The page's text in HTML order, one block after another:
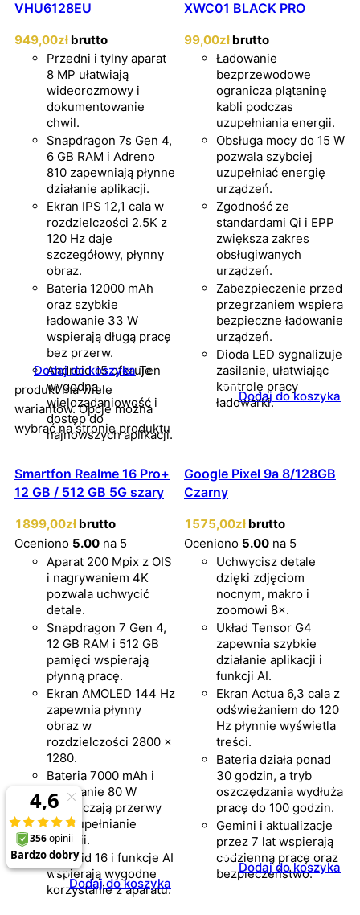
VHU6128EU
949,00zł brutto
Przedni i tylny aparat
8 MP ułatwiają
wideorozmowy i
dokumentowanie
chwil.
Snapdragon 7s Gen 4,
6 GB RAM i Adreno
810 zapewniają płynne
działanie aplikacji.
Ekran IPS 12,1 cala w
rozdzielczości 2.5K z
120 Hz daje
szczegółowy, płynny
obraz.
Bateria 12000 mAh
oraz szybkie
ładowanie 33 W
wspierają długą pracę
bez przerw.
Android 15 oferuje
wygodną
wielozadaniowość i
dostęp do
najnowszych aplikacji.
Dodaj do koszyka Ten
produkt ma wiele
wariantów. Opcje można
wybrać na stronie produktu
XWC01 BLACK PRO
99,00zł brutto
Ładowanie
bezprzewodowe
ogranicza plątaninę
kabli podczas
uzupełniania energii.
Obsługa mocy do 15 W
pozwala szybciej
uzupełniać energię
urządzeń.
Zgodność ze
standardami Qi i EPP
zwiększa zakres
obsługiwanych
urządzeń.
Zabezpieczenie przed
przegrzaniem wspiera
bezpieczne ładowanie
urządzeń.
Dioda LED sygnalizuje
zasilanie, ułatwiając
kontrolę pracy
ładowarki.
Dodaj do koszyka
Smartfon Realme 16 Pro+
12 GB / 512 GB 5G szary
1899,00zł brutto
Oceniono 5.00 na 5
Aparat 200 Mpix z OIS
i nagrywaniem 4K
pozwala uchwycić
detale.
Snapdragon 7 Gen 4,
12 GB RAM i 512 GB
pamięci wspierają
płynną pracę.
Ekran AMOLED 144 Hz
zapewnia płynny
obraz w
rozdzielczości 2800 ×
1280.
Bateria 7000 mAh i
ładowanie 80 W
ograniczają przerwy
na uzupełnianie
energii.
Android 16 i funkcje AI
wspierają wygodne
korzystanie z aparatu.
Dodaj do koszyka
Google Pixel 9a 8/128GB
Czarny
1575,00zł brutto
Oceniono 5.00 na 5
Uchwycisz detale
dzięki zdjęciom
nocnym, makro i
zoomowi 8×.
Układ Tensor G4
zapewnia szybkie
działanie aplikacji i
funkcji AI.
Ekran Actua 6,3 cala z
odświeżaniem do 120
Hz płynnie wyświetla
treści.
Bateria działa ponad
30 godzin, a tryb
oszczędzania wydłuża
pracę do 100 godzin.
Gemini i aktualizacje
przez 7 lat wspierają
codzienną pracę oraz
bezpieczeństwo.
Dodaj do koszyka